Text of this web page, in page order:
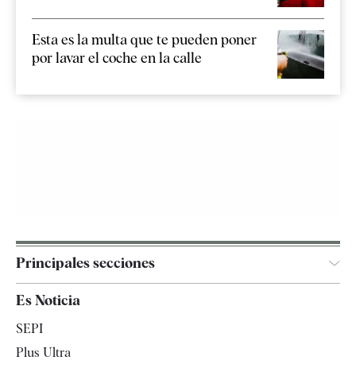
Esta es la multa que te pueden poner
por lavar el coche en la calle
Principales secciones
España
Es Noticia
SEPI
Plus Ultra